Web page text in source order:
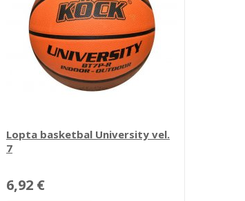
Lopta basketbal University vel.
7
6,92 €